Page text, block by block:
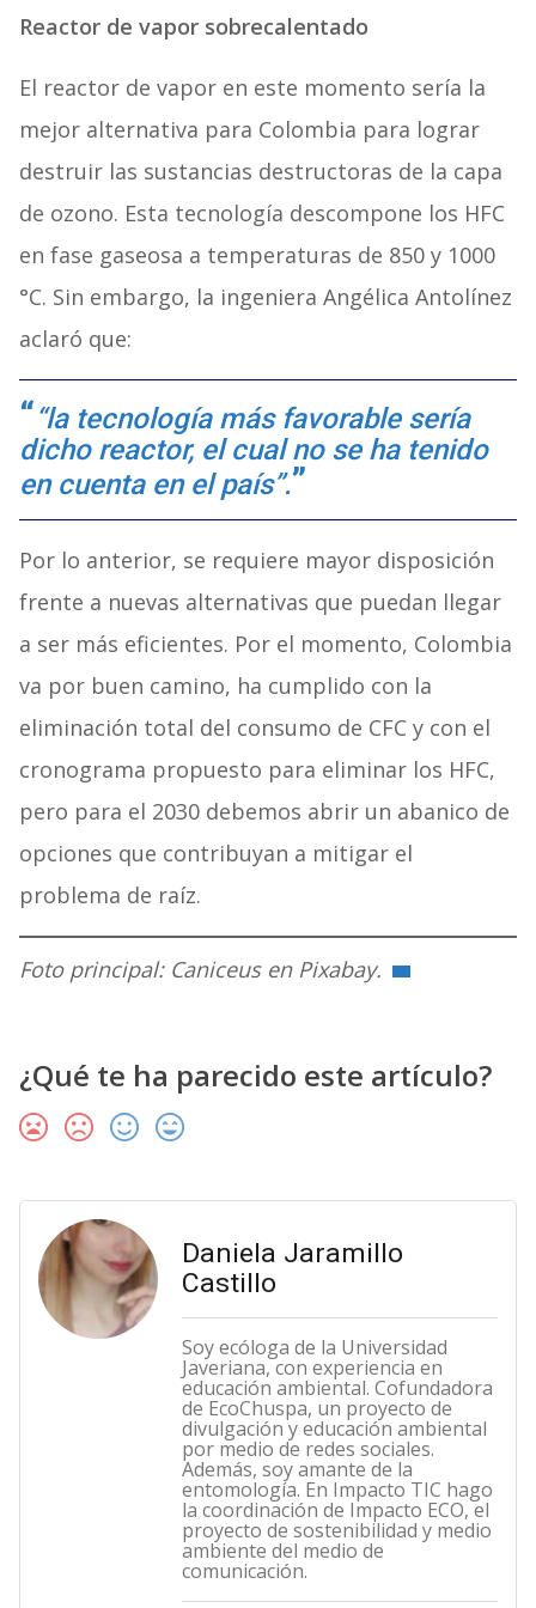
Reactor de vapor sobrecalentado
El reactor de vapor en este momento sería la
mejor alternativa para Colombia para lograr
destruir las sustancias destructoras de la capa
de ozono. Esta tecnología descompone los HFC
en fase gaseosa a temperaturas de 850 y 1000
°C. Sin embargo, la ingeniera Angélica Antolínez
aclaró que:
“la tecnología más favorable sería
dicho reactor, el cual no se ha tenido
en cuenta en el país”.
Por lo anterior, se requiere mayor disposición
frente a nuevas alternativas que puedan llegar
a ser más eficientes. Por el momento, Colombia
va por buen camino, ha cumplido con la
eliminación total del consumo de CFC y con el
cronograma propuesto para eliminar los HFC,
pero para el 2030 debemos abrir un abanico de
opciones que contribuyan a mitigar el
problema de raíz.
Foto principal: Caniceus en Pixabay.
¿Qué te ha parecido este artículo?
Daniela Jaramillo
Castillo
Soy ecóloga de la Universidad
Javeriana, con experiencia en
educación ambiental. Cofundadora
de EcoChuspa, un proyecto de
divulgación y educación ambiental
por medio de redes sociales.
Además, soy amante de la
entomología. En Impacto TIC hago
la coordinación de Impacto ECO, el
proyecto de sostenibilidad y medio
ambiente del medio de
comunicación.